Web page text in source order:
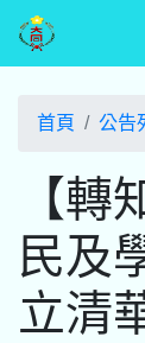
首頁 公告
【轉
民及
立清